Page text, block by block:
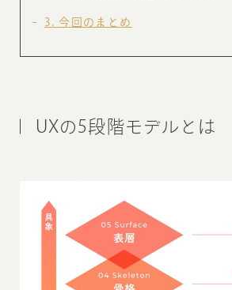
3 今回のまとめ
UXの5段階モデルとは